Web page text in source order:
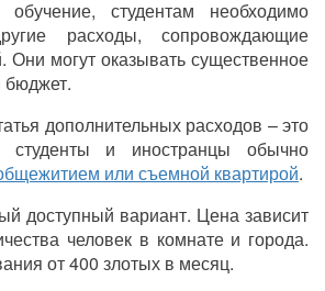
студентам необходимо
расходы, сопровождающие
Они могут оказывать существенное
дополнительных расходов – это
студенты и иностранцы обычно
или съемной квартирой.
доступный вариант. Цена зависит
человек в комнате и города.
от 400 злотых в месяц.